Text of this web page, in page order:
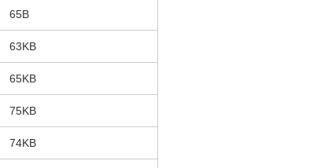
65B
63KB
65KB
75KB
74KB